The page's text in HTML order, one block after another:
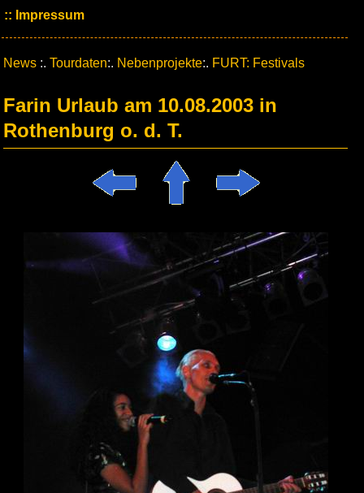
Impressum
News :. Tourdaten:. Nebenprojekte:. FURT: Festivals
Farin Urlaub am 10.08.2003 in
Rothenburg o. d. T.